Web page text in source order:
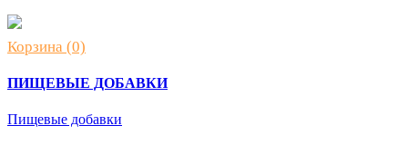
Корзина (0)
ПИЩЕВЫЕ ДОБАВКИ
Пищевые добавки